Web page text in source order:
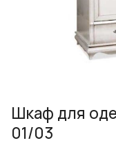
Шкаф для
01/03